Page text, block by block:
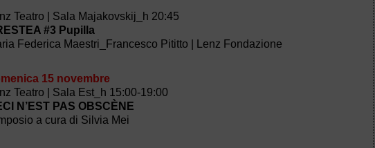
Teatro | Sala Majakovskij_h 20:45
#3 Pupilla
Federica Maestri_Francesco Pititto | Lenz Fondazione
15 novembre
Teatro | Sala Est_h 15:00-19:00
N’EST PAS OBSCÈNE
a cura di Silvia Mei